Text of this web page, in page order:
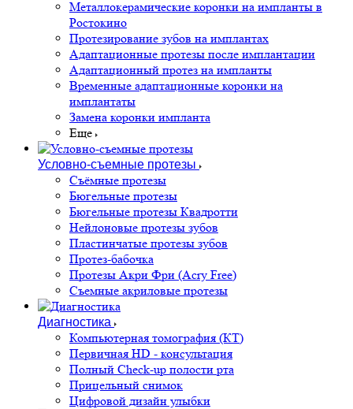
Металлокерамические коронки на импланты в
Ростокино
Протезирование зубов на имплантах
Адаптационные протезы после имплантации
Адаптационный протез на импланты
Временные адаптационные коронки на
имплантаты
Замена коронки импланта
Еще
Условно-съемные протезы
Съёмные протезы
Бюгельные протезы
Бюгельные протезы Квадротти
Нейлоновые протезы зубов
Пластинчатые протезы зубов
Протез-бабочка
Протезы Акри Фри (Acry Free)
Съемные акриловые протезы
Диагностика
Компьютерная томография (КТ)
Первичная HD - консультация
Полный Check-up полости рта
Прицельный снимок
Цифровой дизайн улыбки